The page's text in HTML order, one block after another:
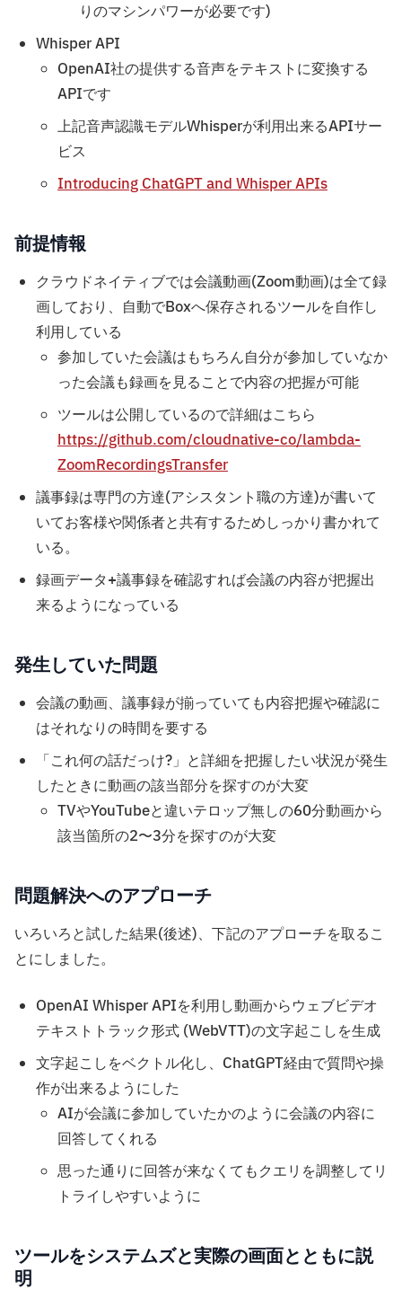
りのマシンパワーが必要です)
Whisper API
OpenAI社の提供する音声をテキストに変換する
APIです
上記音声認識モデルWhisperが利用出来るAPIサー
ビス
Introducing ChatGPT and Whisper APIs
前提情報
クラウドネイティブでは会議動画(Zoom動画)は全て録
画しており、自動でBoxへ保存されるツールを自作し
利用している
参加していた会議はもちろん自分が参加していなか
った会議も録画を見ることで内容の把握が可能
ツールは公開しているので詳細はこちら
https://github.com/cloudnative-co/lambda-
ZoomRecordingsTransfer
議事録は専門の方達(アシスタント職の方達)が書いて
いてお客様や関係者と共有するためしっかり書かれて
いる。
録画データ+議事録を確認すれば会議の内容が把握出
来るようになっている
発生していた問題
会議の動画、議事録が揃っていても内容把握や確認に
はそれなりの時間を要する
「これ何の話だっけ?」と詳細を把握したい状況が発生
したときに動画の該当部分を探すのが大変
TVやYouTubeと違いテロップ無しの60分動画から
該当箇所の2〜3分を探すのが大変
問題解決へのアプローチ
いろいろと試した結果(後述)、下記のアプローチを取るこ
とにしました。
OpenAI Whisper APIを利用し動画からウェブビデオ
テキストトラック形式 (WebVTT)の文字起こしを生成
文字起こしをベクトル化し、ChatGPT経由で質問や操
作が出来るようにした
AIが会議に参加していたかのように会議の内容に
回答してくれる
思った通りに回答が来なくてもクエリを調整してリ
トライしやすいように
ツールをシステムズと実際の画面とともに説
明